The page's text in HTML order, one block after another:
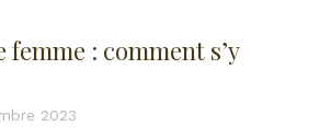
: comment s’y
2023